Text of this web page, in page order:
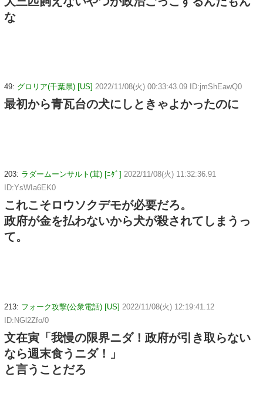
な
49: グロリア(千葉県) [US] 2022/11/08(火) 00:33:43.09 ID:jmShEawQ0
最初から青瓦台の犬にしときゃよかったのに
203: ラダームーンサルト(茸) [ﾆﾀﾞ] 2022/11/08(火) 11:32:36.91
ID:YsWIa6EK0
これこそロウソクデモが必要だろ。
政府が金を払わないから犬が殺されてしまうっ
て。
213: フォーク攻撃(公衆電話) [US] 2022/11/08(火) 12:19:41.12
ID:NGl2Zfo/0
文在寅「我慢の限界ニダ！政府が引き取らない
なら週末食うニダ！」
と言うことだろ